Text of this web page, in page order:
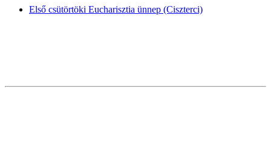
Első csütörtöki Eucharisztia ünnep (Ciszterci)